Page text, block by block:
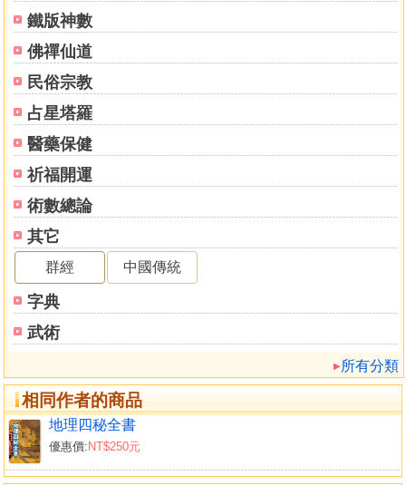
鐵版神數
佛禪仙道
民俗宗教
占星塔羅
醫藥保健
祈福開運
術數總論
其它
群經 中國傳統
字典
武術
所有分類
相同作者的商品
地理四秘全書
優惠價: NT$250元